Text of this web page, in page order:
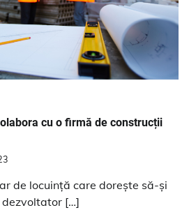
cu o firmă de construcții
de locuință care dorește să-și
dezvoltator […]